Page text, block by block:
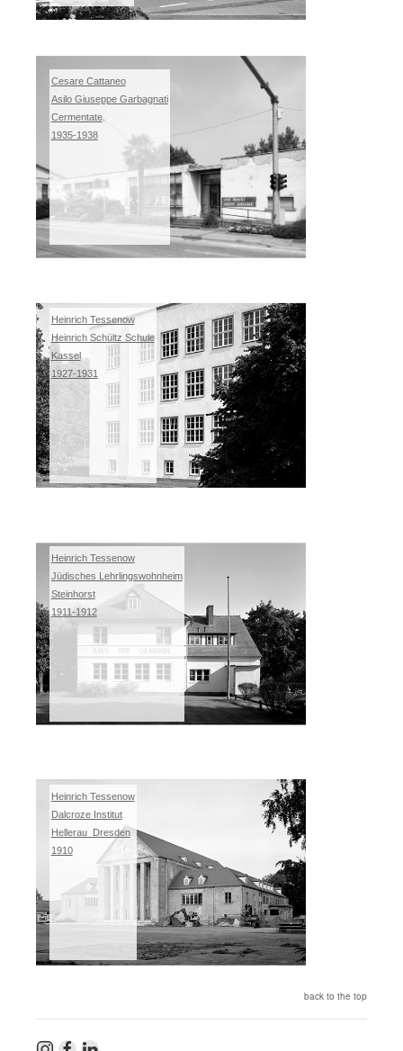
Cesare Cattaneo
Asilo Giuseppe Garbagnati
Cermentate
1935-1938
Heinrich Tessenow
Heinrich Schültz Schule
Kassel
1927-1931
Heinrich Tessenow
Jüdisches Lehrlingswohnheim
Steinhorst
1911-1912
Heinrich Tessenow
Dalcroze Institut
Hellerau_Dresden
1910
back to the top